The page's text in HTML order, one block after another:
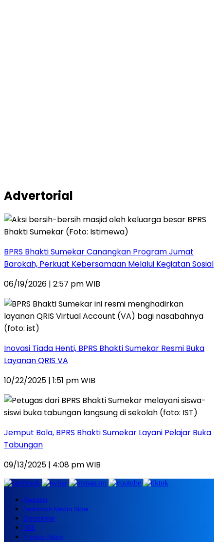
Advertorial
BPRS Bhakti Sumekar Canangkan Program Jumat
Barokah, Perkuat Kebersamaan Melalui Kegiatan Sosial
06/19/2026 | 2:57 pm WIB
Inovasi Tiada Henti, BPRS Bhakti Sumekar Resmi Buka
Layanan QRIS VA
10/22/2025 | 1:51 pm WIB
Jemput Bola, BPRS Bhakti Sumekar Layani Pelajar Buka
Tabungan
09/13/2025 | 4:08 pm WIB
Redaksi
Pedoman Media Siber
Disclaimer
TOS
Privacy Policy